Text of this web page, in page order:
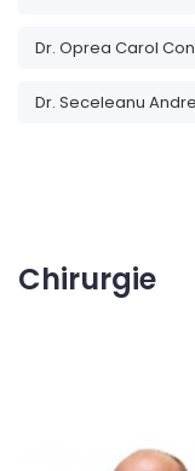
Dr. Oprea Carol
Dr. Seceleanu
Chirurgie